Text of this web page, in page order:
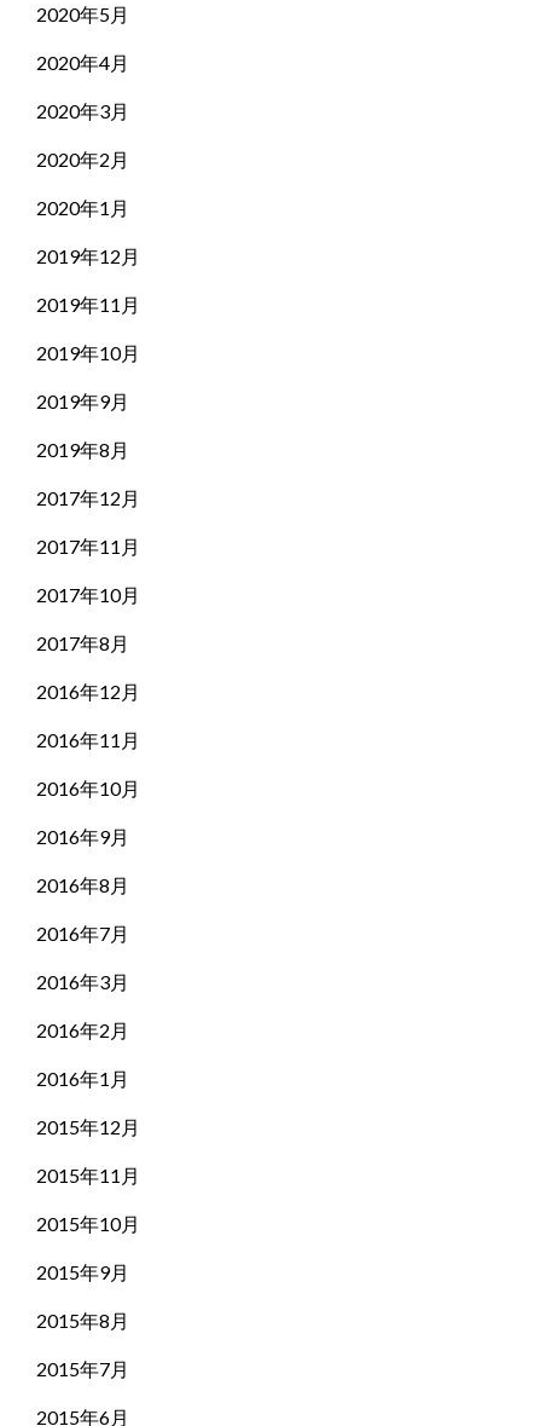
2020年5月
2020年4月
2020年3月
2020年2月
2020年1月
2019年12月
2019年11月
2019年10月
2019年9月
2019年8月
2017年12月
2017年11月
2017年10月
2017年8月
2016年12月
2016年11月
2016年10月
2016年9月
2016年8月
2016年7月
2016年3月
2016年2月
2016年1月
2015年12月
2015年11月
2015年10月
2015年9月
2015年8月
2015年7月
2015年6月